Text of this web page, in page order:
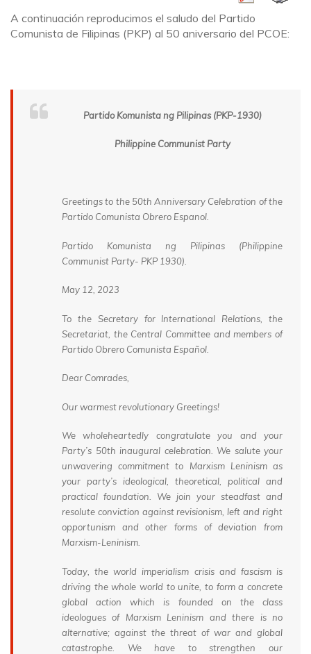
A continuación reproducimos el saludo del Partido
Comunista de Filipinas (PKP) al 50 aniversario del PCOE:
Partido Komunista ng Pilipinas (PKP-1930)
Philippine Communist Party
Greetings to the 50th Anniversary Celebration of the
Partido Comunista Obrero Espanol.
Partido Komunista ng Pilipinas (Philippine
Communist Party- PKP 1930).
May 12, 2023
To the Secretary for International Relations, the
Secretariat, the Central Committee and members of
Partido Obrero Comunista Español.
Dear Comrades,
Our warmest revolutionary Greetings!
We wholeheartedly congratulate you and your
Party’s 50th inaugural celebration. We salute your
unwavering commitment to Marxism Leninism as
your party’s ideological, theoretical, political and
practical foundation. We join your steadfast and
resolute conviction against revisionism, left and right
opportunism and other forms of deviation from
Marxism-Leninism.
Today, the world imperialism crisis and fascism is
driving the whole world to unite, to form a concrete
global action which is founded on the class
ideologues of Marxism Leninism and there is no
alternative; against the threat of war and global
catastrophe. We have to strengthen our